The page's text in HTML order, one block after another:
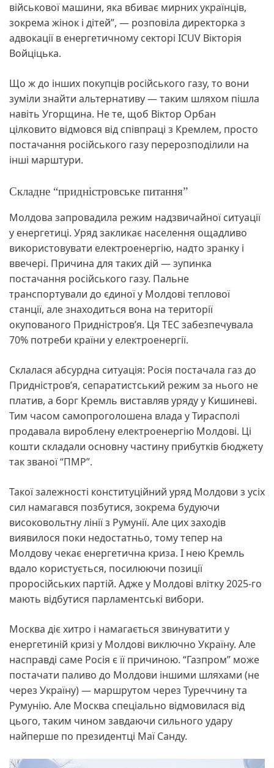
військової машини, яка вбиває мирних українців,
зокрема жінок і дітей”, — розповіла директорка з
адвокації в енергетичному секторі ICUV Вікторія
Войціцька.
Що ж до інших покупців російського газу, то вони
зуміли знайти альтернативу — таким шляхом пішла
навіть Угорщина. Не те, щоб Віктор Орбан
цілковито відмовся від співпраці з Кремлем, просто
постачання російського газу перерозподілили на
інші марштури.
Складне “придністровське питання”
Молдова запровадила режим надзвичайної ситуації
у енергетиці. Уряд закликає населення ощадливо
використовувати електроенергію, надто зранку і
ввечері. Причина для таких дій — зупинка
постачання російського газу. Пальне
транспортували до єдиної у Молдові теплової
станції, але знаходиться вона на території
окупованого Придністров’я. Ця ТЕС забезпечувала
70% потреби країни у електроенергії.
Склалася абсурдна ситуація: Росія постачала газ до
Придністров’я, сепаратистський режим за нього не
платив, а борг Кремль виставляв уряду у Кишиневі.
Тим часом самопроголошена влада у Тирасполі
продавала вироблену електроенергію Молдові. Ці
кошти складали основну частину прибутків бюджету
так званої “ПМР”.
Такої залежності конституційний уряд Молдови з усіх
сил намагався позбутися, зокрема будуючи
високовольтну лінії з Румунії. Але цих заходів
виявилося поки недостатньо, тому тепер на
Молдову чекає енергетична криза. І нею Кремль
вдало користується, посилюючи позиції
проросійських партій. Адже у Молдові влітку 2025-го
мають відбутися парламентські вибори.
Москва діє хитро і намагається звинуватити у
енергетиній кризі у Молдові виключно Україну. Але
насправді саме Росія є її причиною. “Газпром” може
постачати паливо до Молдови іншими шляхами (не
через Україну) — маршрутом через Туреччину та
Румунію. Але Москва спеціально відмовилася від
цього, таким чином завдаючи сильного удару
найперше по президентці Маї Санду.